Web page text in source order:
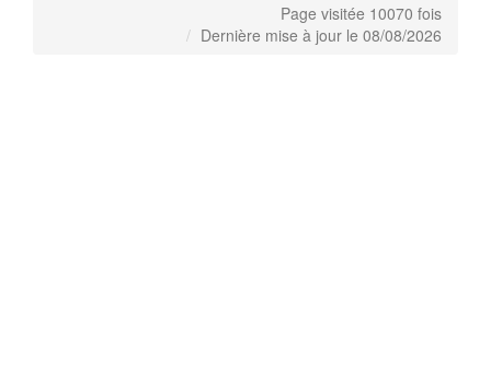
Page visitée 10070 fois
Dernière mise à jour le 08/08/2026